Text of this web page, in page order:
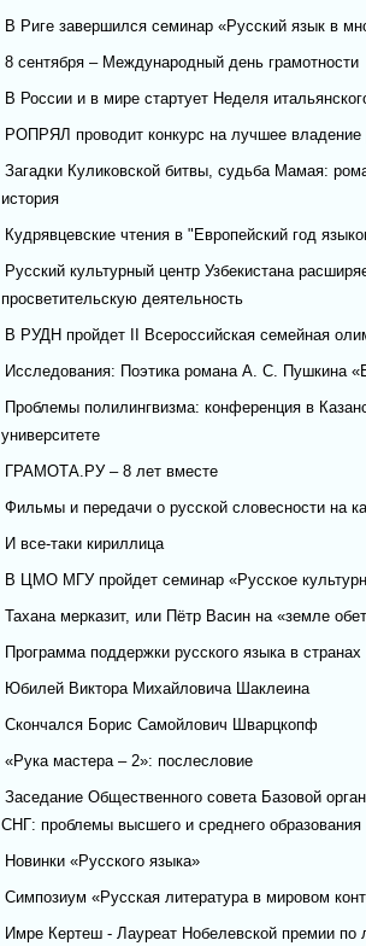
В Риге завершился семинар «Русский язык в
8 сентября – Международный день грамотности
В России и в мире стартует Неделя
РОПРЯЛ проводит конкурс на лучшее владение
Загадки Куликовской битвы, судьба Мамая:
история
Кудрявцевские чтения в "Европейский год
Русский культурный центр Узбекистана
просветительскую деятельность
В РУДН пройдет II Всероссийская семейная
Исследования: Поэтика романа А. С. Пушкина
Проблемы полилингвизма: конференция в
университете
ГРАМОТА.РУ – 8 лет вместе
Фильмы и передачи о русской словесности на
И все-таки кириллица
В ЦМО МГУ пройдет семинар «Русское
Тахана мерказит, или Пётр Васин на «земле
Программа поддержки русского языка в
Юбилей Виктора Михайловича Шаклеина
Скончался Борис Самойлович Шварцкопф
«Рука мастера – 2»: послесловие
Заседание Общественного совета Базовой
СНГ: проблемы высшего и среднего образования
Новинки «Русского языка»
Cимпозиум «Русская литература в мировом
Имре Кертеш - Лауреат Нобелевской премии по